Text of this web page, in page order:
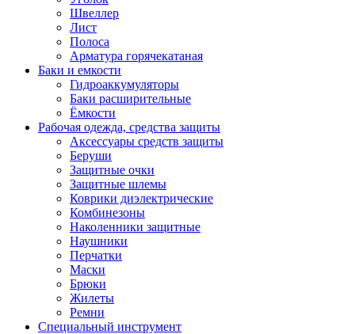
Швеллер
Лист
Полоса
Арматура горячекатаная
Баки и емкости
Гидроаккумуляторы
Баки расширительные
Ёмкости
Рабочая одежда, средства защиты
Аксессуары средств защиты
Беруши
Защитные очки
Защитные шлемы
Коврики диэлектрические
Комбинезоны
Наколенники защитные
Наушники
Перчатки
Маски
Брюки
Жилеты
Ремни
Специальный инструмент